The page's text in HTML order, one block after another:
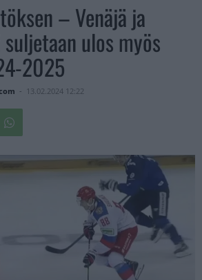
– Venäjä ja
ulos myös
2025
- 13.02.2024 12:22